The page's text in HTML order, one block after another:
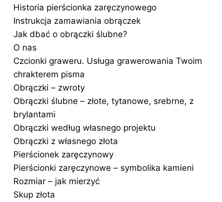
Historia pierścionka zaręczynowego
Instrukcja zamawiania obrączek
Jak dbać o obrączki ślubne?
O nas
Czcionki graweru. Usługa grawerowania Twoim
chrakterem pisma
Obrączki – zwroty
Obrączki ślubne – złote, tytanowe, srebrne, z
brylantami
Obrączki według własnego projektu
Obrączki z własnego złota
Pierścionek zaręczynowy
Pierścionki zaręczynowe – symbolika kamieni
Rozmiar – jak mierzyć
Skup złota